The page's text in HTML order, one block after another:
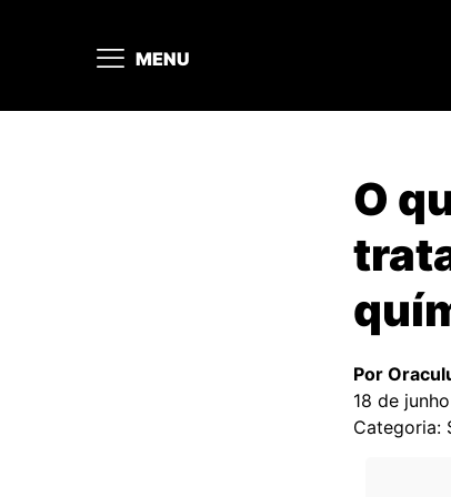
MENU
O
Por
18 de
Categoria: